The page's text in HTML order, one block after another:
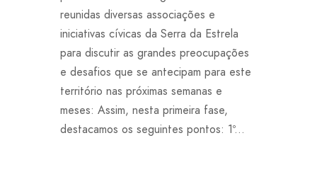
reunidas diversas associações e
iniciativas cívicas da Serra da Estrela
para discutir as grandes preocupações
e desafios que se antecipam para este
território nas próximas semanas e
meses: Assim, nesta primeira fase,
destacamos os seguintes pontos: 1º...